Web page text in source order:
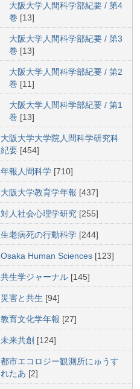
大阪大学人間科学部紀要 / 第4
巻 [13]
大阪大学人間科学部紀要 / 第3
巻 [13]
大阪大学人間科学部紀要 / 第2
巻 [11]
大阪大学人間科学部紀要 / 第1
巻 [13]
大阪大学大学院人間科学研究科
紀要 [454]
年報人間科学 [710]
大阪大学教育学年報 [437]
対人社会心理学研究 [255]
生老病死の行動科学 [244]
Osaka Human Sciences [123]
共生学ジャーナル [145]
災害と共生 [94]
教育文化学年報 [27]
未来共創 [124]
都市エコロジー観測所にゅうす
れたあ [2]